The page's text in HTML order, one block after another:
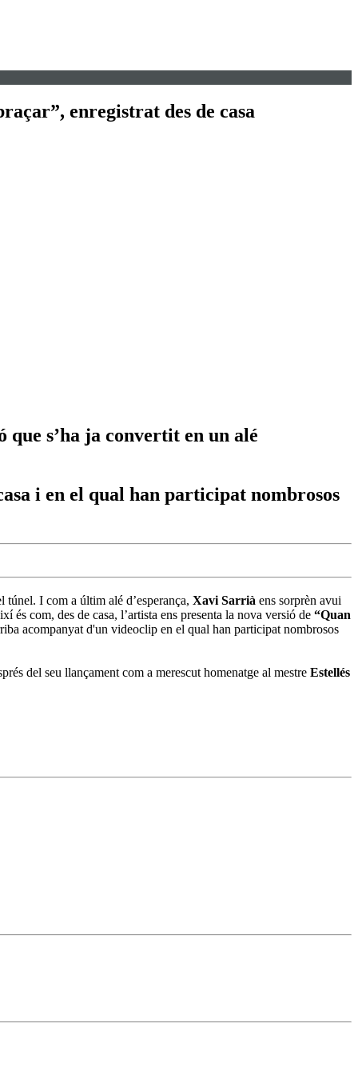
enregistrat des de casa
s’ha ja convertit en un alé
i en el qual han participat nombrosos
túnel. I com a últim alé d’esperança, Xavi Sarrià ens sorprèn avui
com, des de casa, l’artista ens presenta la nova versió de “Quan
acompanyat d'un videoclip en el qual han participat nombrosos
del seu llançament com a merescut homenatge al mestre Estellés